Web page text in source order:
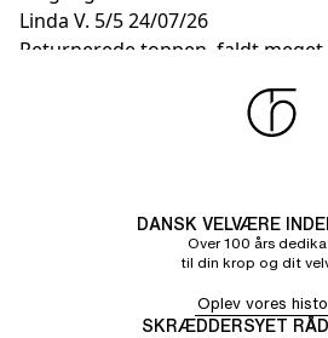
Linda V. 5/524/07/26
Returnerede toppen, faldt
DANSK VELVÆRE
Over 100 års
til din krop og dit
Oplev vores
SKRÆDDERSYET